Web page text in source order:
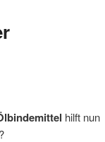
hilft nun